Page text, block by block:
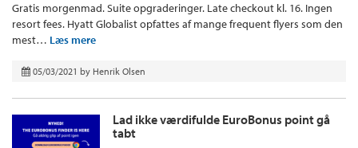
Gratis morgenmad. Suite opgraderinger. Late checkout kl. 16. Ingen
resort fees. Hyatt Globalist opfattes af mange frequent flyers som den
mest… Læs mere
05/03/2021 by Henrik Olsen
Lad ikke værdifulde EuroBonus point gå
tabt